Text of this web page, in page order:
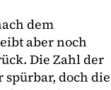
dem
aber noch
Die Zahl der
spürbar, doch die